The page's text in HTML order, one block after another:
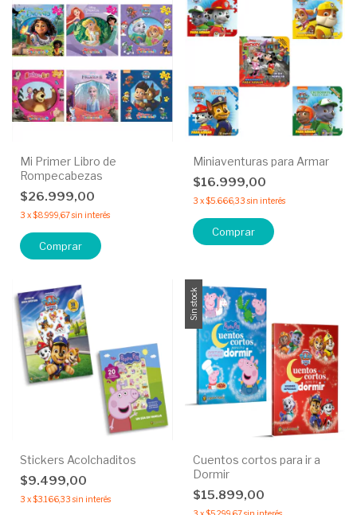
Mi Primer Libro de
Rompecabezas
$26.999,00
3 x$8.999,67sin interés
Comprar
Miniaventuras para Armar
$16.999,00
3 x$5.666,33 sin interés
Comprar
Stickers Acolchaditos
$9.499,00
3 x$3.166,33 sin interés
Sin stock
Cuentos cortos para ir a
Dormir
$15.899,00
3 x$5.299,67sin interés